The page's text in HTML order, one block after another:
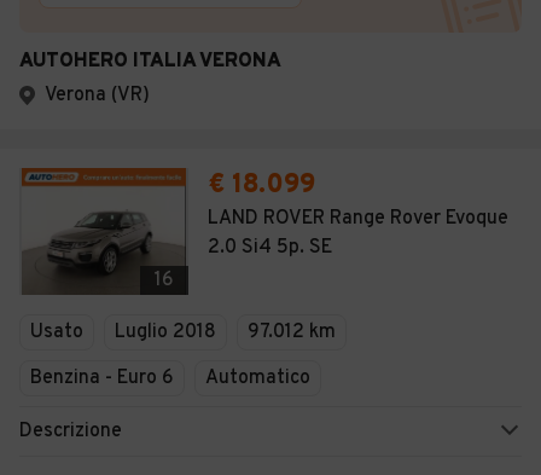
AUTOHERO ITALIA VERONA
Verona (VR)
16
€ 18.099
LAND ROVER Range Rover Evoque
2.0 Si4 5p. SE
Usato Luglio 2018
97.012 km
Benzina - Euro 6
Automatico
Descrizione